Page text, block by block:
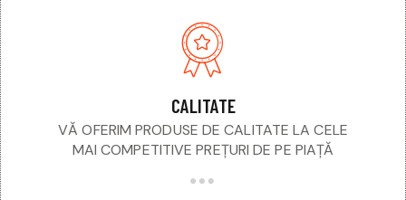
CALITATE
VĂ OFERIM PRODUSE DE CALITATE LA CELE
MAI COMPETITIVE PREȚURI DE PE PIAȚĂ